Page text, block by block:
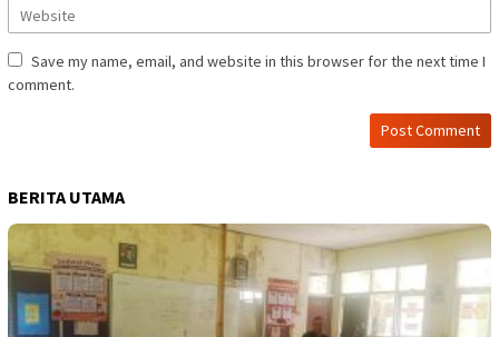
Save my name, email, and website in this browser for the next time I
comment.
BERITA UTAMA